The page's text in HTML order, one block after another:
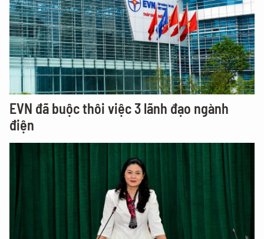
EVN đã buộc thôi việc 3 lãnh đạo ngành
điện